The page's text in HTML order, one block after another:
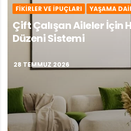
FIKIRLER VE İPUÇLARI YAŞAMA
Çift Çalışan Aileler İçin
Düzeni Sistemi
28 TEMMUZ 2026